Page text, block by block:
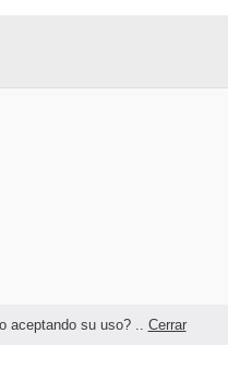
aceptando su uso? .. Cerrar